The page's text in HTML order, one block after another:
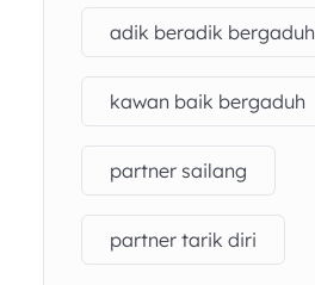
adik beradik bergaduh
kawan baik bergaduh
partner sailang
partner tarik diri